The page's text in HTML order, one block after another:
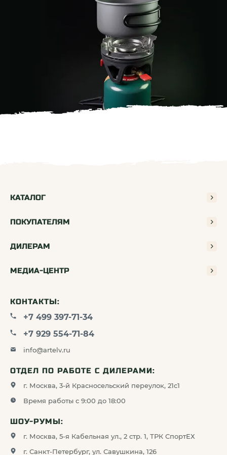
Чем походная кухня лучше обычной
Походная кухня — это интегрированное
50% эффективнее, экономит топливо
и позволяет готовить даже при сильном
шквалистом ветре, где обычная горелка просто
На сколько хватит одного
стандартного газового баллона
(230 г)?
При использовании кухни с теплообменником
хватит примерно на 20–25 литров кипятка.
индивидуальных завтраков и ужинов. Без
теплообменника расход топлива будет в 1,5
в условиях высокой влажности или
мороза?
КАТАЛОГ
ПОКУПАТЕЛЯМ
ДИЛЕРАМ
МЕДИА-ЦЕНТР
КОНТАКТЫ:
+7 499 397-71-34
+7 929 554-71-84
info@artelv.ru
ОТДЕЛ ПО РАБОТЕ С ДИЛЕРАМИ:
г. Москва, 3-й Красносельский переулок, 21с1
Время работы с 9:00 до 18:00
ШОУ-РУМЫ:
г. Москва, 5-я Кабельная ул., 2 стр. 1, ТРК СпортЕХ
г. Санкт-Петербург, ул. Савушкина, 126